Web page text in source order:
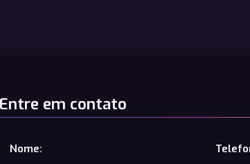
Entre em contato